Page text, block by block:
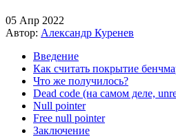
05 Апр 2022
Автор: Александр Куренев
Введение
Как считать покрытие
Что же получилось?
Dead code (на самом деле,
Null pointer
Free null pointer
Заключение